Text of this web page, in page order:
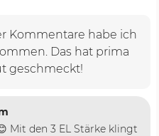
Kommentare habe ich
Das hat prima
geschmeckt!
Mit den 3 EL Stärke klingt